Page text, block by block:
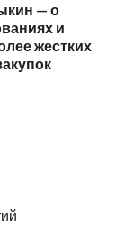
— о
и
жестких